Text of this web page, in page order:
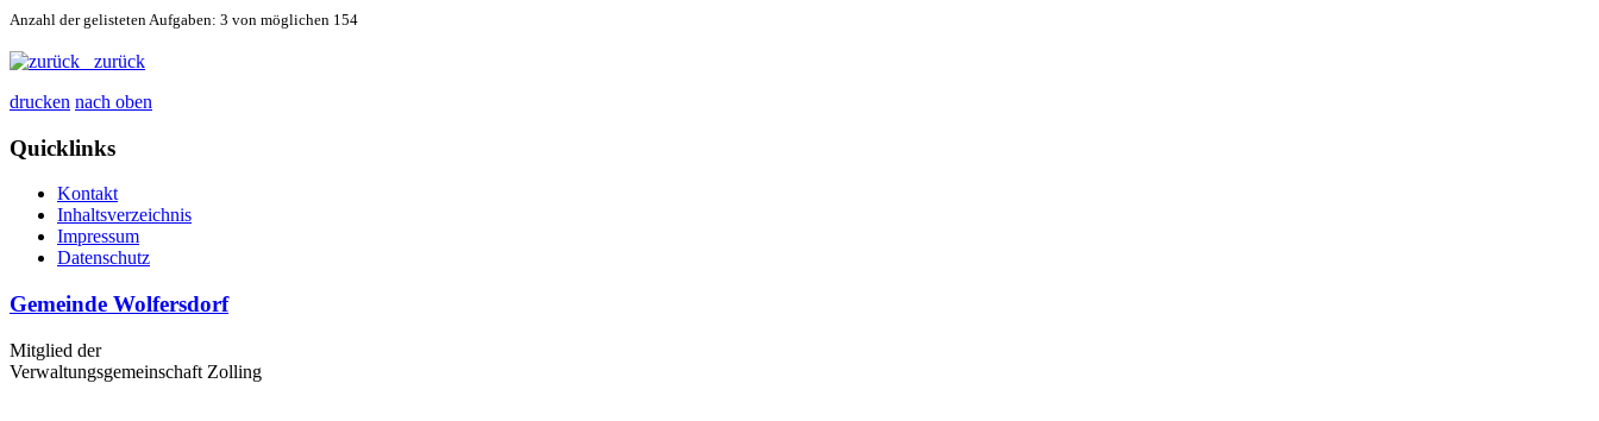
Anzahl der gelisteten Aufgaben: 3 von möglichen 154
zurück
drucken nach oben
Quicklinks
Kontakt
Inhaltsverzeichnis
Impressum
Datenschutz
Gemeinde Wolfersdorf
Mitglied der
Verwaltungsgemeinschaft Zolling